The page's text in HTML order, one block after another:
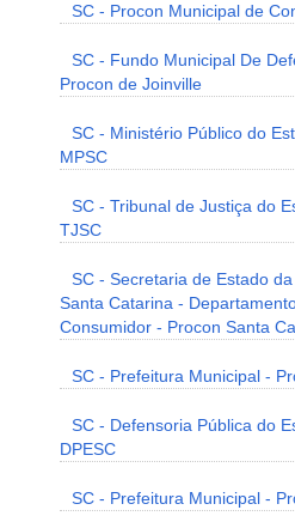
SC - Procon Municipal de
SC - Fundo Municipal De
Procon de Joinville
SC - Ministério Público do
MPSC
SC - Tribunal de Justiça do
TJSC
SC - Secretaria de Estado
Santa Catarina -
Consumidor - Procon Santa
SC - Prefeitura Municipal -
SC - Defensoria Pública do
DPESC
SC - Prefeitura Municipal -